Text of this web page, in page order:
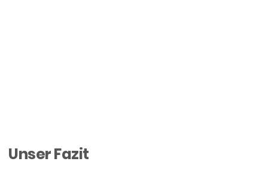
Unser Fazit